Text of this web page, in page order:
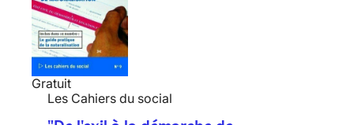
Gratuit
Les Cahiers du social